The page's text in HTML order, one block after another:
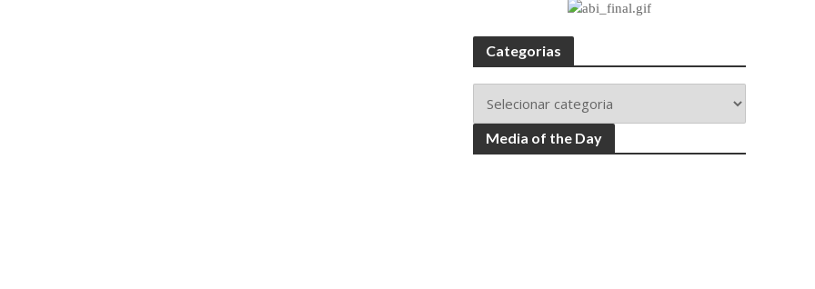
Categorias
Media of the Day